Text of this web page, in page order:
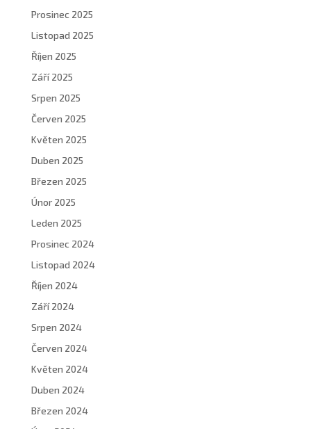
Prosinec 2025
Listopad 2025
Říjen 2025
Září 2025
Srpen 2025
Červen 2025
Květen 2025
Duben 2025
Březen 2025
Únor 2025
Leden 2025
Prosinec 2024
Listopad 2024
Říjen 2024
Září 2024
Srpen 2024
Červen 2024
Květen 2024
Duben 2024
Březen 2024